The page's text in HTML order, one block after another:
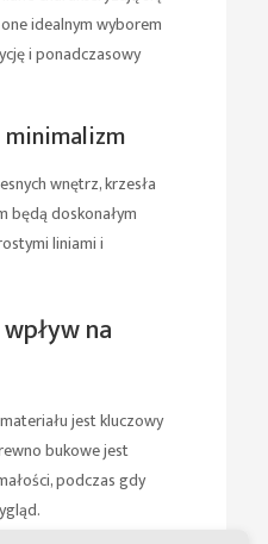
idealnym wyborem
i ponadczasowy
minimalizm
wnętrz, krzesła
będą doskonałym
liniami i
na
jest kluczowy
bukowe jest
podczas gdy